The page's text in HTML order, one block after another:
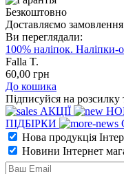
Безкоштовно
Доставляємо
Ви переглядали:
100% наліпок.
Falla T.
60,00 грн
До кошика
Підписуйся на
АКЦІЇ
ПІДБІРКИ
Нова продукція
Новини Інтернет